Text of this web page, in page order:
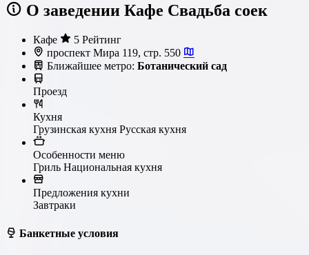
О заведении Кафе Свадьба соек
Кафе
5 Рейтинг
проспект Мира 119, стр. 550
Ближайшее метро: Ботанический сад
Проезд
Кухня
Грузинская кухня Русская кухня
Особенности меню
Гриль Национальная кухня
Предложения кухни
Завтраки
Банкетные условия